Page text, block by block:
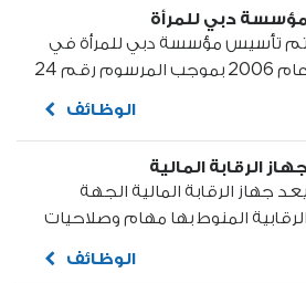
من أجل نشر العدل والأمن في
المجتمع...
دبي للمرأة
تم تأسيس مؤسسة دبي للمرأة في
عام 2006 بموجب المرسوم رقم 24
محمد بن راشد آل مكتوم، نائب رئيس
الوظائف
الرقابة المالية
يعد جهاز الرقابة المالية الجهة
الرقابية المنوط بها مهام وصلاحيات
التحقق من مشروعية وحسن التصرف
الوظائف